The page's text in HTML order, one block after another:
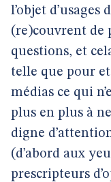
l’objet
(re)couvrent de
questions, et
telle que pour
médias ce qui
plus en plus à
digne
(d’abord aux
prescripteurs